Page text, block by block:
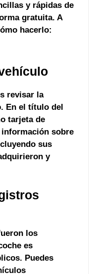
y rápidas de
gratuita. A
hacerlo:
revisar la
En el título del
tarjeta de
sobre
sus
y
los
es
Puedes